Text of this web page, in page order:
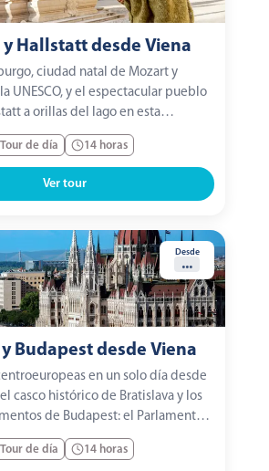
Hallstatt desde Viena
ciudad natal de Mozart y
UNESCO, y el espectacular pueblo
a orillas del lago en esta
completo desde Viena.
Tour de día 14 horas
Ver tour
Desde
...
Budapest desde Viena
en un solo día desde
casco histórico de Bratislava y los
de Budapest: el Parlamento,
Pescadores y el Puente de las
Tour de día 14 horas